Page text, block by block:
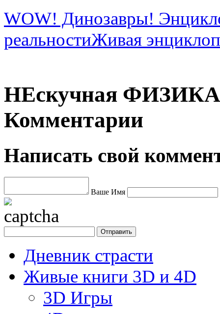
WOW! Динозавры!
реальностиЖивая
НЕскучная ФИЗИКА
Комментарии
Написать свой
Ваше Имя
Дневник страсти
Живые книги 3D и 4D
3D Игры